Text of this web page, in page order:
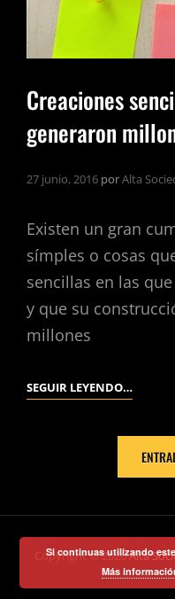
Creaciones
generaron
27 junio, 2016 porAlta
Existen un gran
símples o cosas
sencillas en las
y que su
millones
SEGUIR LEYENDO…
PERO
QUE
SUS
Copyright © 2026Alta
Si continuas utilizando
Más